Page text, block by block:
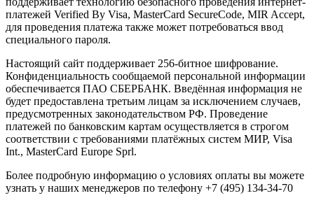
платежей Verified By Visa, MasterCard SecureCode, MIR Accept,
для проведения платежа также может потребоваться ввод
специального пароля.
Настоящий сайт поддерживает 256-битное шифрование.
Конфиденциальность сообщаемой персональной информации
обеспечивается ПАО СБЕРБАНК. Введённая информация не
будет предоставлена третьим лицам за исключением случаев,
предусмотренных законодательством РФ. Проведение
платежей по банковским картам осуществляется в строгом
соответствии с требованиями платёжных систем МИР, Visa
Int., MasterCard Europe Sprl.
Более подробную информацию о условиях оплаты вы можете
узнать у наших менеджеров по телефону +7 (495) 134-34-70